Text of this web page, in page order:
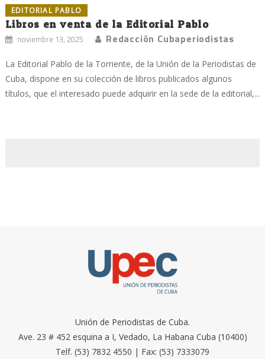
EDITORIAL PABLO
Libros en venta de la Editorial Pablo
noviembre 13, 2025 Redacción Cubaperiodistas
La Editorial Pablo de la Torriente, de la Unión de la Periodistas de
Cuba, dispone en su colección de libros publicados algunos
títulos, que el interesado puede adquirir en la sede de la editorial,...
Unión de Periodistas de Cuba.
Ave. 23 # 452 esquina a I, Vedado, La Habana Cuba (10400)
Telf. (53) 7832 4550 | Fax: (53) 7333079